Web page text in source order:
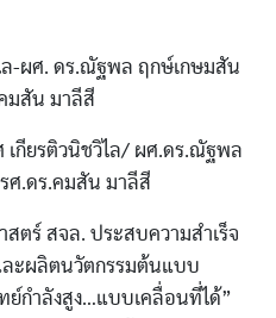
เกียรติวนิชวิไล/ ผศ.ดร.ณัฐพล
ศ.ดร.คมสัน มาลีสี
สจล. ประสบความสำเร็จ
ละผลิตนวัตกรรมต้นแบบ
ย์กำลังสูง…แบบเคลื่อนที่ได้”